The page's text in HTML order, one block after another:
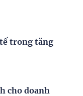
trong tăng
cho doanh